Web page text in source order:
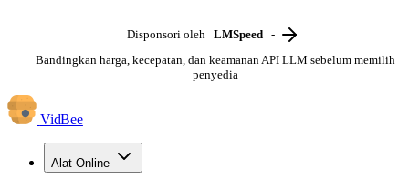
Disponsori oleh LMSpeed -
Bandingkan harga, kecepatan, dan keamanan API LLM sebelum memilih
penyedia
VidBee
Alat Online